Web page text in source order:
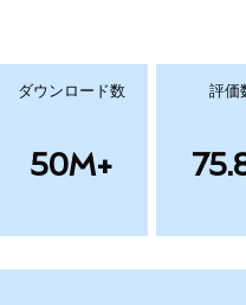
ダウンロード数
50M+
評価